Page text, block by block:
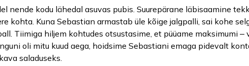
nende kodu lähedal asuvas pubis. Suurepärane läbisaamine
kohta. Kuna Sebastian armastab üle kõige jalgpalli, sai kohe
Tiimiga hiljem kohtudes otsustasime, et püüame maksimumi ‒
oli mitu kuud aega, hoidsime Sebastiani emaga pidevalt
saladuseks.